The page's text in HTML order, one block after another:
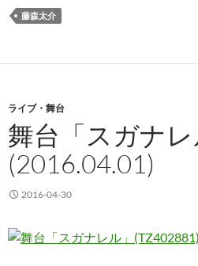
藤森太介
ライブ・舞台
舞台「スガナ
(2016.04.01)
2016-04-30